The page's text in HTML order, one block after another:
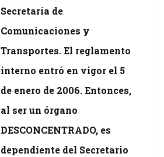
Secretaría de
Comunicaciones y
Transportes. El reglamento
interno entró en vigor el 5
de enero de 2006. Entonces,
al ser un órgano
DESCONCENTRADO, es
dependiente del Secretario